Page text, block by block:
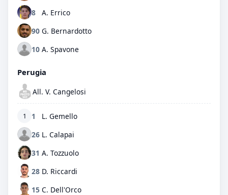
8
A. Errico
90 G. Bernardotto
10 A. Spavone
Perugia
All. V. Cangelosi
1 1
L. Gemello
26 L. Calapai
31 A. Tozzuolo
28 D. Riccardi
15 C. Dell'Orco